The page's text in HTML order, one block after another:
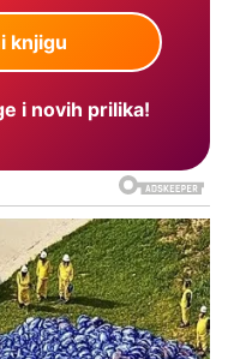
i novih prilika!